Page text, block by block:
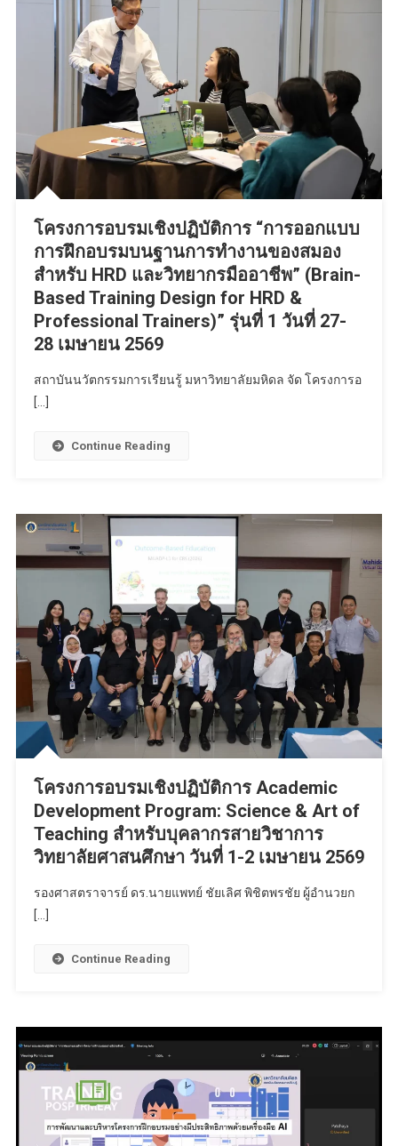
โครงการอบรมเชิงปฏิบัติการ “การออกแบบ
การฝึกอบรมบนฐานการทำงานของสมอง
สำหรับ HRD และวิทยากรมืออาชีพ” (Brain-
Based Training Design for HRD &
Professional Trainers)” รุ่นที่ 1 วันที่ 27-
28 เมษายน 2569
สถาบันนวัตกรรมการเรียนรู้ มหาวิทยาลัยมหิดล จัด โครงการอ
[…]
Continue Reading
โครงการอบรมเชิงปฏิบัติการ Academic
Development Program: Science & Art of
Teaching สำหรับบุคลากรสายวิชาการ
วิทยาลัยศาสนศึกษา วันที่ 1-2 เมษายน 2569
รองศาสตราจารย์ ดร.นายแพทย์ ชัยเลิศ พิชิตพรชัย ผู้อำนวยก
[…]
Continue Reading